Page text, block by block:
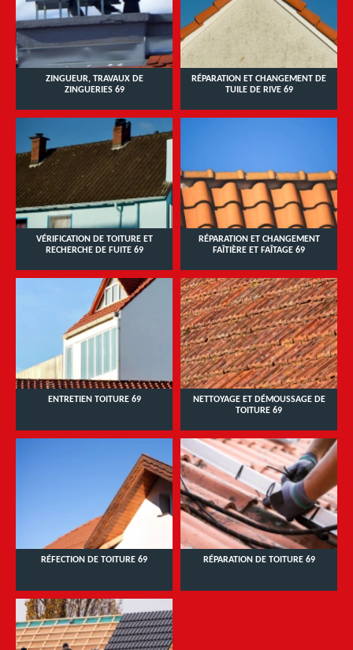
ZINGUEUR, TRAVAUX DE
ZINGUERIES 69
RÉPARATION ET CHANGEMENT DE
TUILE DE RIVE 69
VÉRIFICATION DE TOITURE ET
RECHERCHE DE FUITE 69
RÉPARATION ET CHANGEMENT
FAÎTIÈRE ET FAÎTAGE 69
ENTRETIEN TOITURE 69
NETTOYAGE ET DÉMOUSSAGE DE
TOITURE 69
RÉFECTION DE TOITURE 69 RÉPARATION DE TOITURE 69